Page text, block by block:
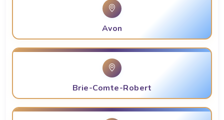
Avon
Brie-Comte-Robert